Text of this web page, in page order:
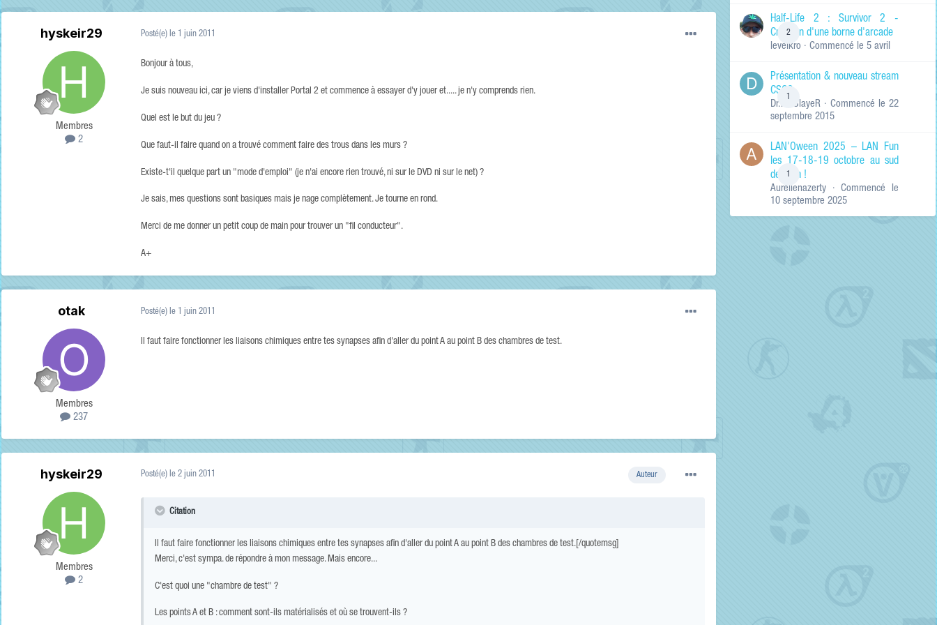
RECHERCHER LES
Titres et corps
Titres des
uniquement
hyskeir29
Membres
2
Posté(e) le 1 juin 2011
Bonjour à tous,
Je suis nouveau ici, car je viens d'installer Portal 2 et commence à essayer d'y jouer et..... je n'y comprends rien.
Quel est le but du jeu ?
Que faut-il faire quand on a trouvé comment faire des trous dans les murs ?
Existe-t'il quelque part un "mode d'emploi" (je n'ai encore rien trouvé, ni sur le DVD ni sur le net) ?
Je sais, mes questions sont basiques mais je nage complètement. Je tourne en rond.
Merci de me donner un petit coup de main pour trouver un "fil conducteur".
A+
otak
Membres
237
Posté(e) le 1 juin 2011
Il faut faire fonctionner les liaisons chimiques entre tes synapses afin d'aller du point A au point B des chambres de test.
hyskeir29
Membres
2
Auteur
Posté(e) le 2 juin 2011
Citation
Il faut faire fonctionner les liaisons chimiques entre tes synapses afin d'aller du point A au point B des chambres de test.[/quotemsg]
Merci, c'est sympa. de répondre à mon message. Mais encore...
C'est quoi une "chambre de test" ?
Les points A et B : comment sont-ils matérialisés et où se trouvent-ils ?
2
Half-Life 2 : Survivor 2 -
Création d'une borne d'arcade
levelkro · Commencé le 5 avril
1
Présentation & nouveau stream
CSGO
Dr.KinSlayeR · Commencé le 22
septembre 2015
1
LAN'Oween 2025 – LAN Fun
les 17-18-19 octobre au sud
de Lyon !
Aurelienazerty · Commencé le
10 septembre 2025